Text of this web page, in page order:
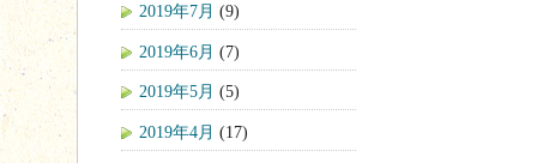
2019年7月 (9)
2019年6月 (7)
2019年5月 (5)
2019年4月 (17)